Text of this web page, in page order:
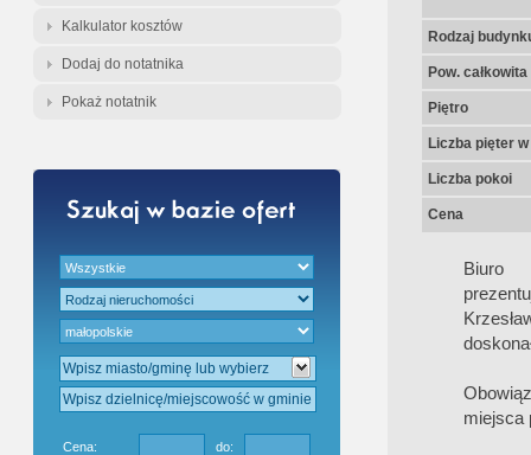
Kalkulator kosztów
Dodaj do notatnika
Pokaż notatnik
Cena: do:
Rodzaj
Pow.
Piętro
Liczba pięter
Liczba pokoi
Cena
miejsca